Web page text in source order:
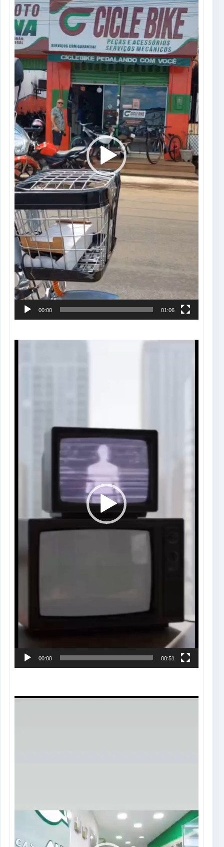
de
vídeo
00:00 01:06
00:00 00:51